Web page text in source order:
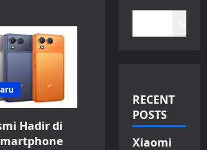
Hadir di
RECENT
POSTS
Xiaomi